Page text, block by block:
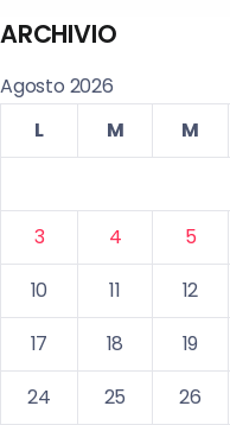
ARCHIVIO
Agosto 2026
L
M M
3
4 5
10
11 12
17
18 19
24
25 26